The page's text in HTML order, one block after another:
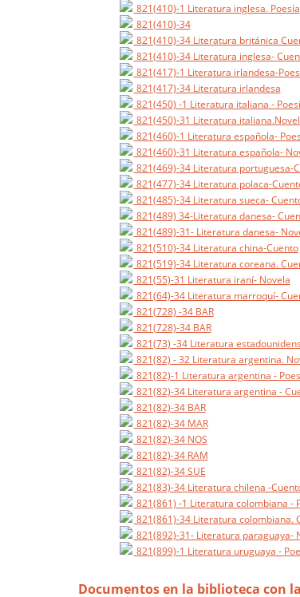
821(410)-1 Literatura inglesa. Poesía
821(410)-34
821(410)-34 Literatura británica
821(410)-34 Literatura inglesa-
821(417)-1 Literatura irlandesa-
821(417)-34 Literatura irlandesa
821(450) -1 Literatura italiana -
821(450)-31 Literatura
821(460)-1 Literatura española-
821(460)-31 Literatura española-
821(469)-34 Literatura portuguesa-
821(477)-34 Literatura polaca-
821(485)-34 Literatura sueca-
821(489) 34-Literatura danesa-
821(489)-31- Literatura danesa-
821(510)-34 Literatura china-Cuento
821(519)-34 Literatura coreana.
821(55)-31 Literatura iraní- Novela
821(64)-34 Literatura marroquí-
821(728) -34 BAR
821(728)-34 BAR
821(73) -34 Literatura
821(82) - 32 Literatura argentina.
821(82)-1 Literatura argentina -
821(82)-34 Literatura argentina -
821(82)-34 BAR
821(82)-34 MAR
821(82)-34 NOS
821(82)-34 RAM
821(82)-34 SUE
821(83)-34 Literatura chilena -
821(861) -1 Literatura colombiana -
821(861)-34 Literatura colombiana.
821(892)-31- Literatura paraguaya-
821(899)-1 Literatura uruguaya -
Documentos en la biblioteca con